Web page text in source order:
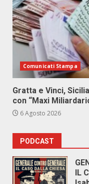
Comunicati Stampa
Gratta e Vinci,
con “Maxi
6 Agosto 2026
PODCAST
IL